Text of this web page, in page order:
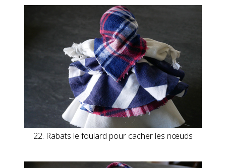
22. Rabats le foulard pour cacher les nœuds